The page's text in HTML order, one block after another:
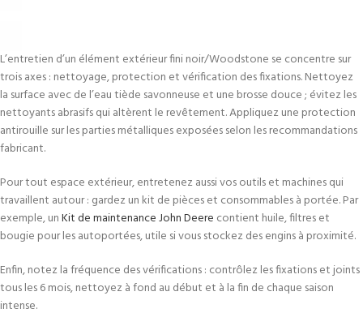
L’entretien d’un élément extérieur fini noir/Woodstone se concentre sur
trois axes : nettoyage, protection et vérification des fixations. Nettoyez
la surface avec de l’eau tiède savonneuse et une brosse douce ; évitez les
nettoyants abrasifs qui altèrent le revêtement. Appliquez une protection
antirouille sur les parties métalliques exposées selon les recommandations
fabricant.
Pour tout espace extérieur, entretenez aussi vos outils et machines qui
travaillent autour : gardez un kit de pièces et consommables à portée. Par
exemple, unKit de maintenance John Deere contient huile, filtres et
bougie pour les autoportées, utile si vous stockez des engins à proximité.
Enfin, notez la fréquence des vérifications : contrôlez les fixations et joints
tous les 6 mois, nettoyez à fond au début et à la fin de chaque saison
intense.